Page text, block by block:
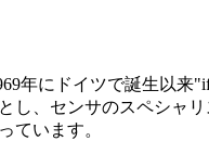
年にドイツで誕生以来
し、センサのスペシャ
ています。